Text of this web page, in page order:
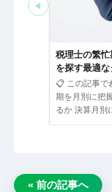
◀
税理士の繁
を探す最適
📋 この記事で
期を月別に把
るか 決算月別
« 前の記事へ